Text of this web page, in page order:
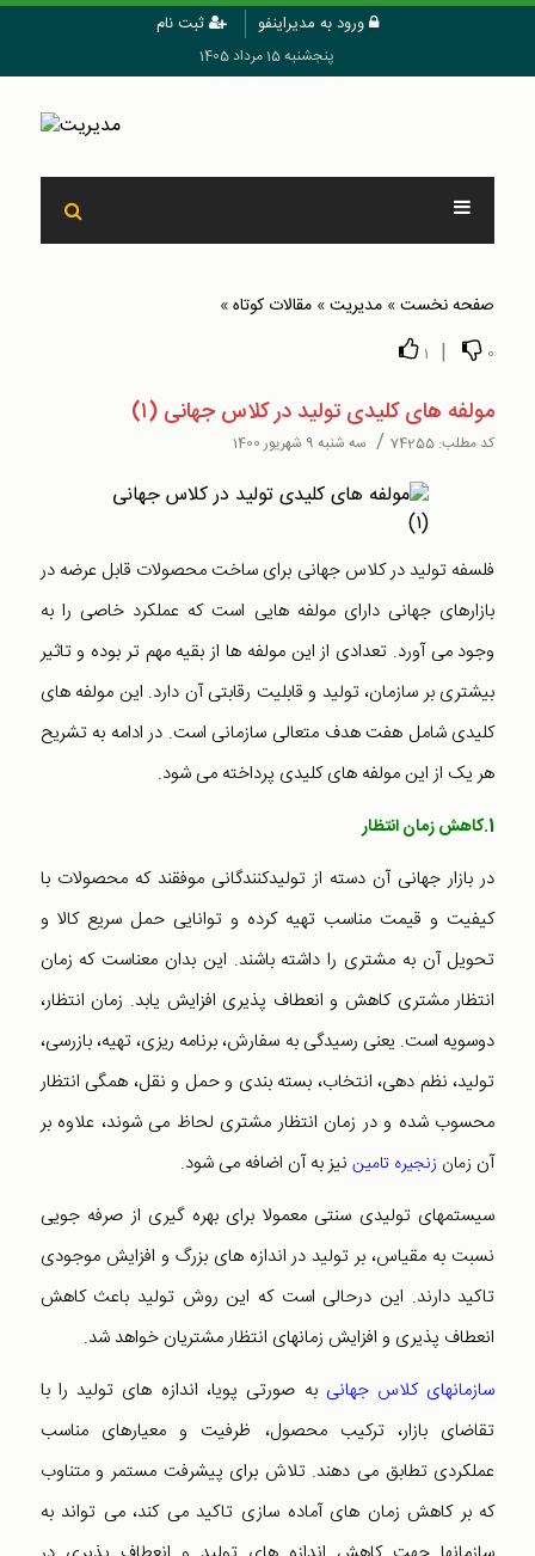
ورود به مدیراینفو ثبت نام
پنجشنبه 15 مرداد 1405
صفحه نخست» مدیریت» مقالات کوتاه»
0
|
1
مولفه های کلیدی تولید در کلاس جهانی (۱)
کد مطلب: 74255
/ سه شنبه 9 شهریور 1400
فلسفه تولید در کلاس جهانی برای ساخت محصولات قابل عرضه در
بازارهای جهانی دارای مولفه هایی است که عملکرد خاصی را به
وجود می آورد. تعدادی از این مولفه ها از بقیه مهم تر بوده و تاثیر
بیشتری بر سازمان، تولید و قابلیت رقابتی آن دارد. این مولفه های
کلیدی شامل هفت هدف متعالی سازمانی است. در ادامه به تشریح
هر یک از این مولفه های کلیدی پرداخته می شود.
1.کاهش زمان انتظار
در بازار جهانی آن دسته از تولیدکنندگانی موفقند که محصولات با
کیفیت و قیمت مناسب تهیه کرده و توانایی حمل سریع کالا و
تحویل آن به مشتری را داشته باشند. این بدان معناست که زمان
انتظار مشتری کاهش و انعطاف پذیری افزایش یابد. زمان انتظار،
دوسویه است. یعنی رسیدگی به سفارش، برنامه ریزی، تهیه، بازرسی،
تولید، نظم دهی، انتخاب، بسته بندی و حمل و نقل، همگی انتظار
محسوب شده و در زمان انتظار مشتری لحاظ می شوند، علاوه بر
آن زمان زنجیره تامیننیز به آن اضافه می شود.
سیستمهای تولیدی سنتی معمولا برای بهره گیری از صرفه جویی
نسبت به مقیاس، بر تولید در اندازه های بزرگ و افزایش موجودی
تاکید دارند. این درحالی است که این روش تولید باعث کاهش
انعطاف پذیری و افزایش زمانهای انتظار مشتریان خواهد شد.
سازمانهای کلاس جهانی به صورتی پویا، اندازه های تولید را با
تقاضای بازار، ترکیب محصول، ظرفیت و معیارهای مناسب
عملکردی تطابق می دهند. تلاش برای پیشرفت مستمر و متناوب
که بر کاهش زمان های آماده سازی تاکید می کند، می تواند به